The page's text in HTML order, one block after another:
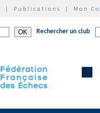
| Publications | Mon
Rechercher un club